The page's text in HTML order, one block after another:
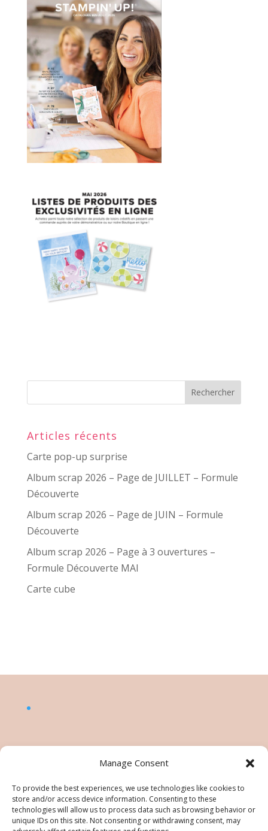
Manage Consent
To provide the best experiences, we use technologies like cookies to
store and/or access device information. Consenting to these
technologies will allow us to process data such as browsing behavior or
unique IDs on this site. Not consenting or withdrawing consent, may
Articles récents
Carte pop-up surprise
Album scrap 2026 – Page de JUILLET – Formule
Découverte
Album scrap 2026 – Page de JUIN – Formule
Découverte
Album scrap 2026 – Page à 3 ouvertures –
Formule Découverte MAI
Carte cube